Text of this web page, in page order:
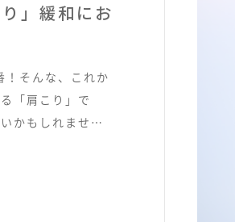
」緩和にお
そんな、これか
「肩こり」で
かもしれません
かないうちに身